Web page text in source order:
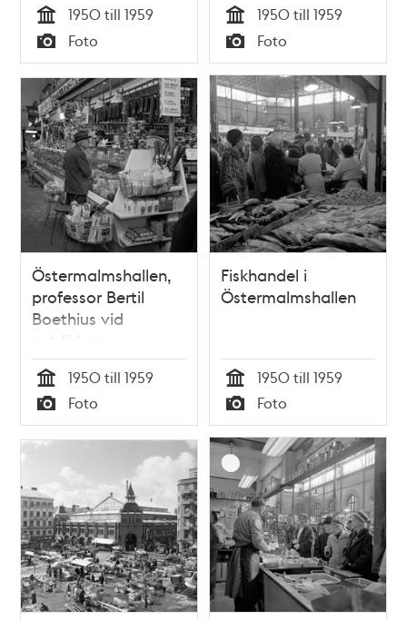
Tid
1950 till 1959
Typ
Foto Tid
1950 till 1959
Typ
Foto
Östermalmshallen,
professor Bertil
Boethius vid
ostdisken
Tid
1950 till 1959
Typ
Foto
Fiskhandel i
Östermalmshallen
Tid
1950 till 1959
Typ
Foto